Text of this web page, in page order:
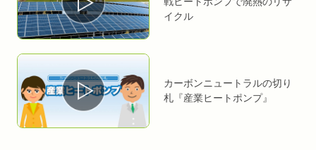
イクル
カーボンニュートラルの切り
札 『産業ヒートポンプ』